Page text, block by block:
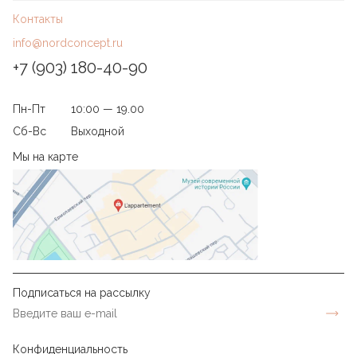
Контакты
info@nordconcept.ru
+7 (903) 180-40-90
Пн-Пт
10:00 — 19.00
Сб-Вс
Выходной
Мы на карте
Подписаться на рассылку
Конфиденциальность